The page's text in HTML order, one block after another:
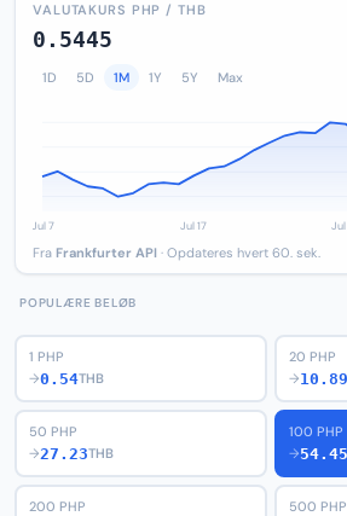
VALUTAKURS PHP / THB
0.5445
1D 5D 1M 1Y 5Y Max
Fra Frankfurter API · Opdateres hvert 60. sek.
POPULÆRE BELØB
1 PHP
→0.54THB
20 PHP
→10.89
50 PHP
→27.23THB
100 PHP
→54.45
200 PHP
500 PHP